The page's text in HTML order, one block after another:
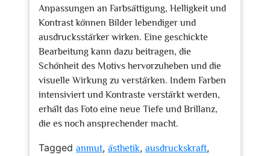
Anpassungen an Farbsättigung, Helligkeit und
Kontrast können Bilder lebendiger und
ausdrucksstärker wirken. Eine geschickte
Bearbeitung kann dazu beitragen, die
Schönheit des Motivs hervorzuheben und die
visuelle Wirkung zu verstärken. Indem Farben
intensiviert und Kontraste verstärkt werden,
erhält das Foto eine neue Tiefe und Brillanz,
die es noch ansprechender macht.
Tagged anmut, ästhetik, ausdruckskraft,